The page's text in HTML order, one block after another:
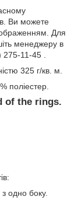
Ви можете
Для
менеджеру в
11-45 .
325 г/кв. м.
поліестер.
of the rings.
одно боку.